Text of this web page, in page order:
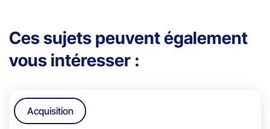
Ces sujets peuvent également
vous intéresser :
Acquisition